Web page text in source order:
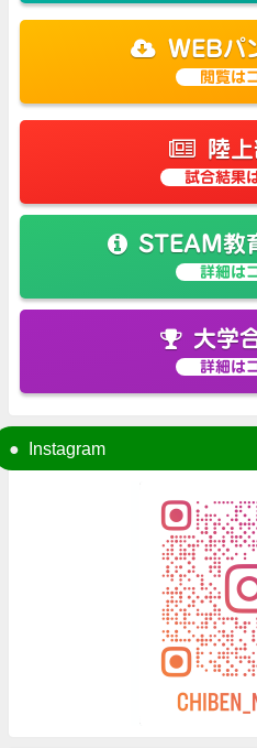
WEBパ
閲覧は
陸
試合結果
STEAM教
詳細は
大学
詳細は
Instagram